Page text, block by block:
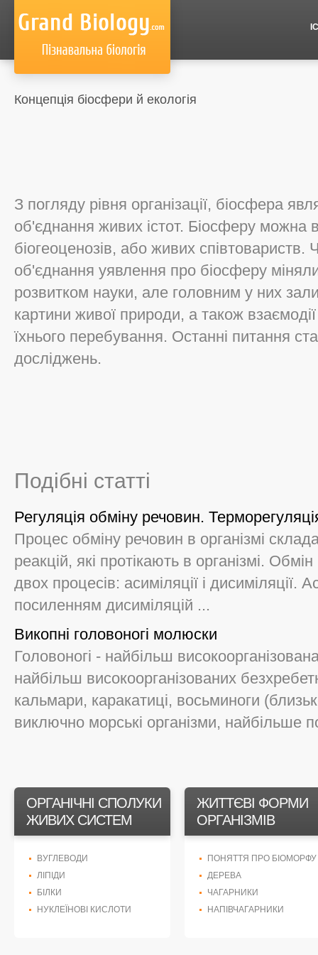
Концепція біосфери й екологія
З погляду рівня організації, біосфера
об'єднання живих істот. Біосферу можна
біогеоценозів, або живих співтовариств.
об'єднання уявлення про біосферу
розвитком науки, але головним у них
картини живої природи, а також
їхнього перебування. Останні питання
досліджень.
Подібні статті
Регуляція обміну речовин.
Процес обміну речовин в організмі
реакцій, які протікають в організмі.
двох процесів: асиміляції і дисиміляції.
посиленням дисиміляцій ...
Викопні головоногі молюски
Головоногі - найбільш
найбільш високоорганізованих
кальмари, каракатиці, восьминоги
виключно морські організми, найбільше
ОРГАНІЧНІ СПОЛУКИ
ЖИВИХ СИСТЕМ
ВУГЛЕВОДИ
ЛІПІДИ
БІЛКИ
НУКЛЕЇНОВІ КИСЛОТИ
ЖИТТЄВІ ФОРМИ
ОРГАНІЗМІВ
ПОНЯТТЯ ПРО БІОМОРФУ
ДЕРЕВА
ЧАГАРНИКИ
НАПІВЧАГАРНИКИ